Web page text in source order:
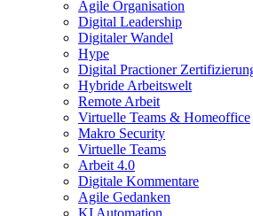
Agile Organisation
Digital Leadership
Digitaler Wandel
Hype
Digital Practioner
Hybride Arbeitswelt
Remote Arbeit
Virtuelle Teams & Homeoffice
Makro Security
Virtuelle Teams
Arbeit 4.0
Digitale Kommentare
Agile Gedanken
KI Automation